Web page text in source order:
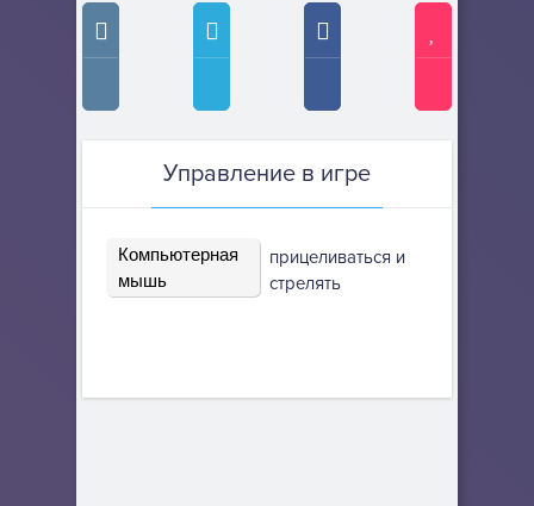
Управление в игре
Компьютерная
мышь
прицеливаться и
стрелять